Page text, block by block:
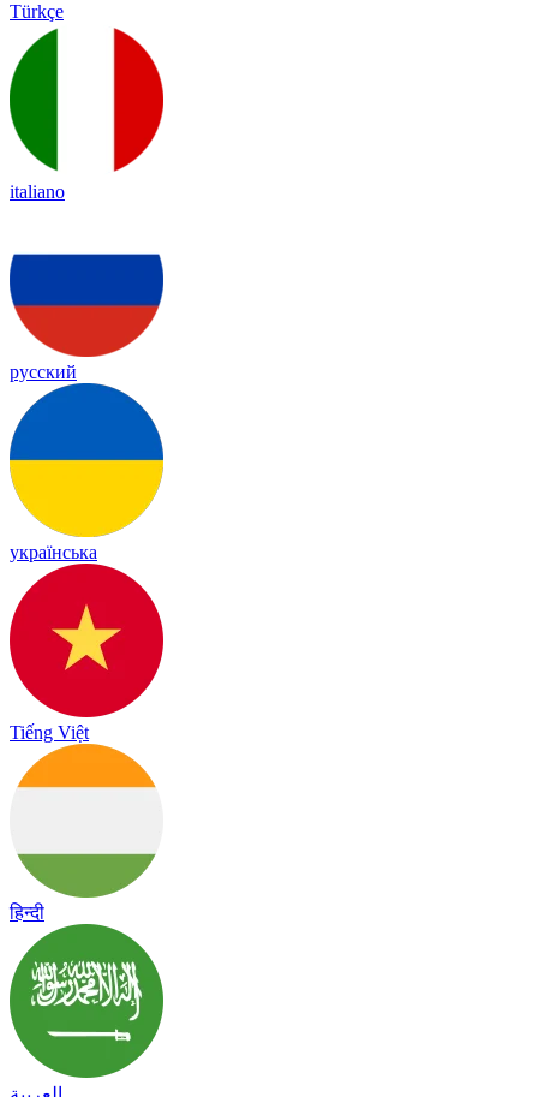
Türkçe
italiano
русский
українська
Tiếng Việt
हिन्दी